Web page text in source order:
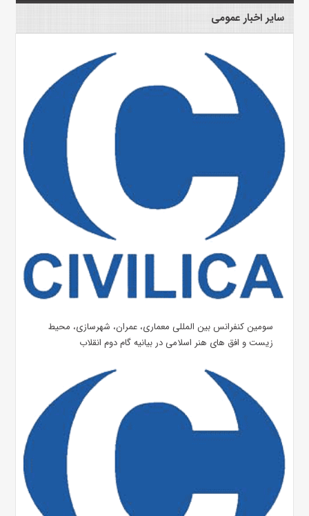
سایر اخبار عمومی
سومین کنفرانس بین المللی معماری، عمران، شهرسازی، محیط
زیست و افق های هنر اسلامی در بیانیه گام دوم انقلاب